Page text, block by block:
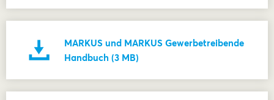
MARKUS und MARKUS Gewerbetreibende
Handbuch (3 MB)